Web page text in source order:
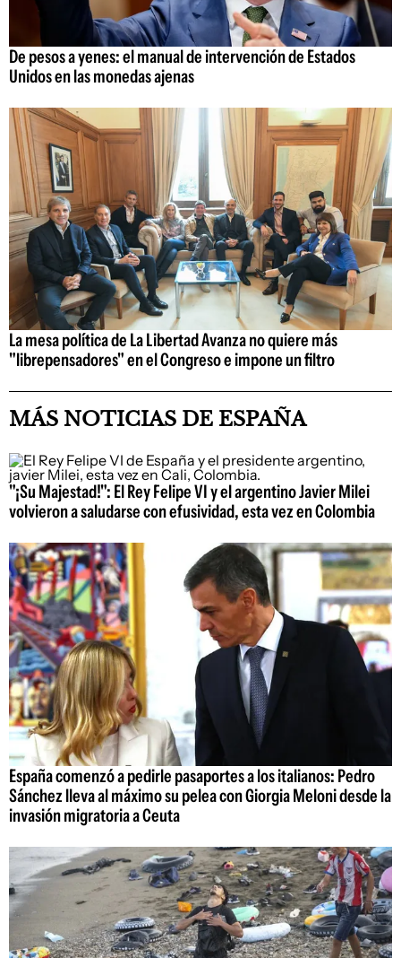
De pesos a yenes: el manual de intervención de Estados
Unidos en las monedas ajenas
La mesa política de La Libertad Avanza no quiere más
"librepensadores" en el Congreso e impone un filtro
MÁS NOTICIAS DE ESPAÑA
"¡Su Majestad!": El Rey Felipe VI y el argentino Javier Milei
volvieron a saludarse con efusividad, esta vez en Colombia
España comenzó a pedirle pasaportes a los italianos: Pedro
Sánchez lleva al máximo su pelea con Giorgia Meloni desde la
invasión migratoria a Ceuta